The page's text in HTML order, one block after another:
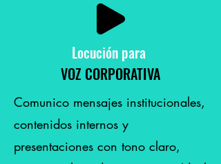
Locución para
VOZ CORPORATIVA
Comunico mensajes institucionales,
contenidos internos y
presentaciones con tono claro,